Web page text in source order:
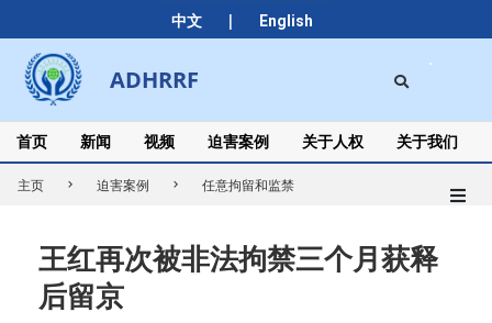
中文 | English
to
content
ADHRRF
Secondary
Navigation
Menu
首页 新闻 视频 迫害案例 关于人权 关于我们
主页 迫害案例 任意拘留和监禁
王红再次被非法拘禁三个月获释
后留京